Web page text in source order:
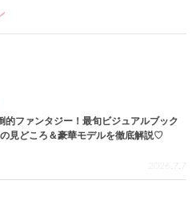
的ファンタジー！最旬ビジュアルブック
の見どころ＆豪華モデルを徹底解説♡
2026.7.7